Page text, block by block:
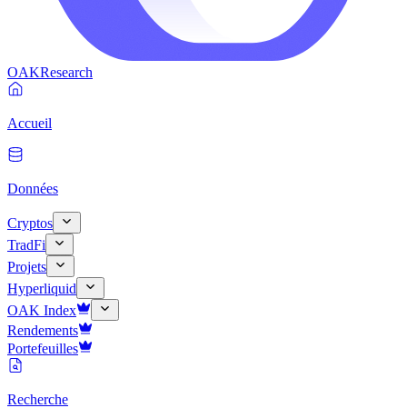
OAKResearch
Accueil
Données
Cryptos
TradFi
Projets
Hyperliquid
OAK Index
Rendements
Portefeuilles
Recherche